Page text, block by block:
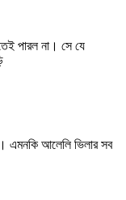
পারল না। সে যে
এমনকি আলেলি ভিলার সব